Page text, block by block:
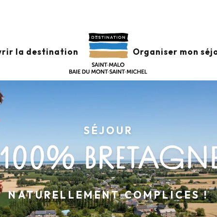
la destination Organiser mon
SÉJOUR
NATURELLEMENT COMPLICES !